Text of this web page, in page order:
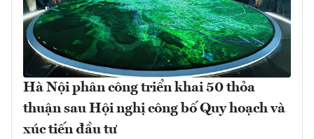
Hà Nội phân công triển khai 50 thỏa
thuận sau Hội nghị công bố Quy hoạch và
xúc tiến đầu tư